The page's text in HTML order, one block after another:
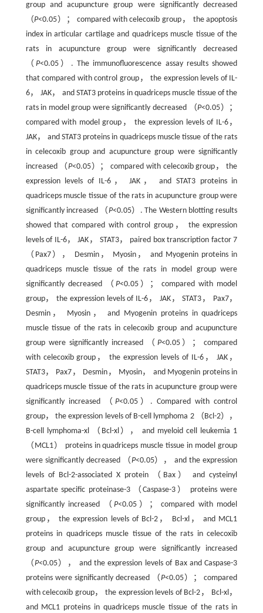
group and acupuncture group were significantly decreased
（P<0.05）； compared with celecoxib group， the apoptosis
index in articular cartilage and quadriceps muscle tissue of the
rats in acupuncture group were significantly decreased
（ P<0.05）. The immunofluorescence assay results showed
that compared with control group， the expression levels of IL-
6， JAK， and STAT3 proteins in quadriceps muscle tissue of the
rats in model group were significantly decreased （P<0.05）；
compared with model group， the expression levels of IL-6，
JAK， and STAT3 proteins in quadriceps muscle tissue of the rats
in celecoxib group and acupuncture group were significantly
increased （P<0.05）； compared with celecoxib group， the
expression levels of IL-6， JAK， and STAT3 proteins in
quadriceps muscle tissue of the rats in acupuncture group were
significantly increased （P<0.05）. The Western blotting results
showed that compared with control group， the expression
levels of IL-6， JAK， STAT3， paired box transcription factor 7
（Pax7）， Desmin， Myosin， and Myogenin proteins in
quadriceps muscle tissue of the rats in model group were
significantly decreased （ P<0.05）； compared with model
group， the expression levels of IL-6， JAK， STAT3， Pax7，
Desmin， Myosin， and Myogenin proteins in quadriceps
muscle tissue of the rats in celecoxib group and acupuncture
group were significantly increased （ P<0.05）； compared
with celecoxib group， the expression levels of IL-6， JAK，
STAT3， Pax7， Desmin， Myosin， and Myogenin proteins in
quadriceps muscle tissue of the rats in acupuncture group were
significantly increased （ P<0.05）. Compared with control
group， the expression levels of B-cell lymphoma 2 （Bcl-2），
B-cell lymphoma-xl （Bcl-xl）， and myeloid cell leukemia 1
（MCL1） proteins in quadriceps muscle tissue in model group
were significantly decreased （P<0.05）， and the expression
levels of Bcl-2-associated X protein （Bax） and cysteinyl
aspartate specific proteinase-3 （Caspase-3） proteins were
significantly increased （P<0.05）； compared with model
group， the expression levels of Bcl-2， Bcl-xl， and MCL1
proteins in quadriceps muscle tissue of the rats in celecoxib
group and acupuncture group were significantly increased
（P<0.05）， and the expression levels of Bax and Caspase-3
proteins were significantly decreased （P<0.05）； compared
with celecoxib group， the expression levels of Bcl-2， Bcl-xl，
and MCL1 proteins in quadriceps muscle tissue of the rats in